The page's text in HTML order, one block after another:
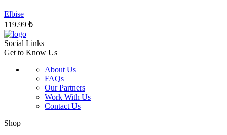
Elbise
119.99 ₺
Social Links
Get to Know Us
About Us
FAQs
Our Partners
Work With Us
Contact Us
Shop